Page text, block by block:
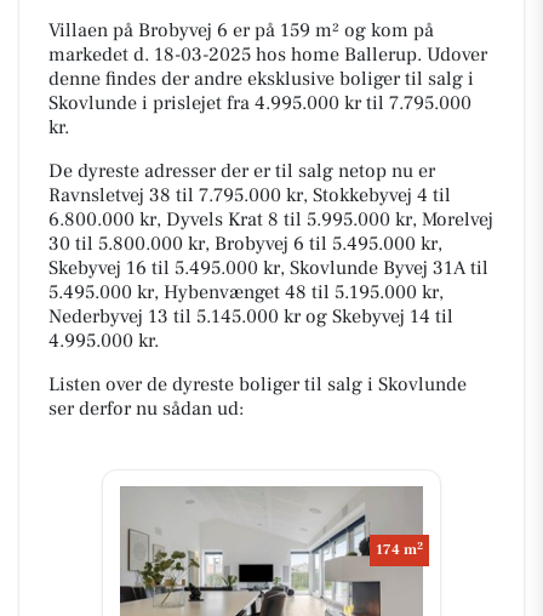
Villaen på Brobyvej 6 er på 159 m² og kom på
markedet d. 18-03-2025 hos home Ballerup. Udover
denne findes der andre eksklusive boliger til salg i
Skovlunde i prislejet fra 4.995.000 kr til 7.795.000
kr.
De dyreste adresser der er til salg netop nu er
Ravnsletvej 38 til 7.795.000 kr, Stokkebyvej 4 til
6.800.000 kr, Dyvels Krat 8 til 5.995.000 kr, Morelvej
30 til 5.800.000 kr, Brobyvej 6 til 5.495.000 kr,
Skebyvej 16 til 5.495.000 kr, Skovlunde Byvej 31A til
5.495.000 kr, Hybenvænget 48 til 5.195.000 kr,
Nederbyvej 13 til 5.145.000 kr og Skebyvej 14 til
4.995.000 kr.
Listen over de dyreste boliger til salg i Skovlunde
ser derfor nu sådan ud:
174 m2